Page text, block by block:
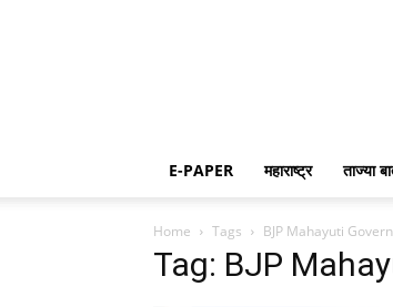
E-PAPER महाराष्ट्र ताज्या
Home Tags BJP Mahayuti
Tag: BJP